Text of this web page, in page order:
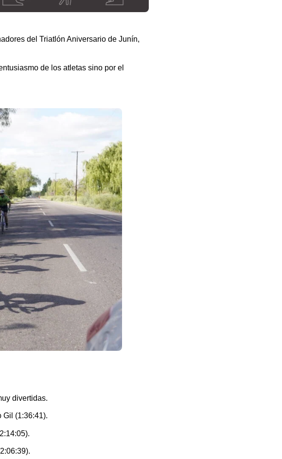
del Triatlón Aniversario de Junín,
de los atletas sino por el
divertidas.
Gil (1:36:41).